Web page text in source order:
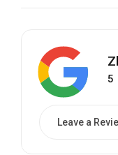
5
Leave a